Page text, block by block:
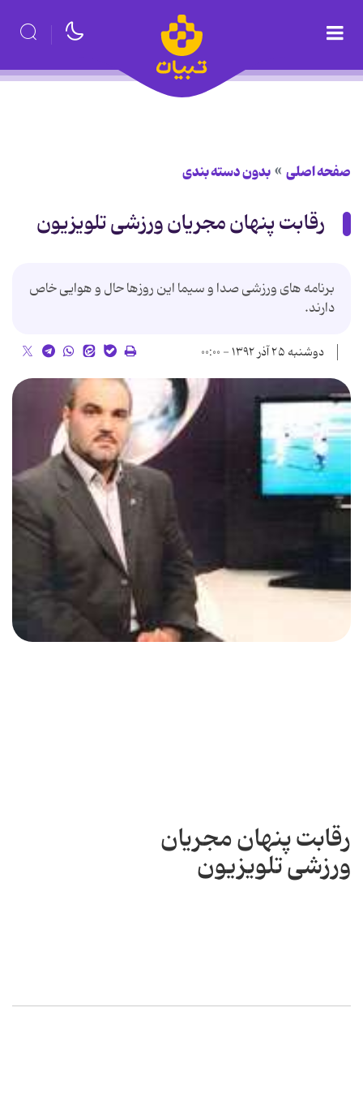
صفحه اصلی بدون دسته بندی
رقابت پنهان مجریان ورزشی تلویزیون
برنامه های ورزشی صدا و سیما این روزها حال و هوایی خاص
دارند.
دوشنبه ۲۵ آذر ۱۳۹۲ - ۰۰:۰۰
رقابت پنهان مجریان
ورزشی تلویزیون